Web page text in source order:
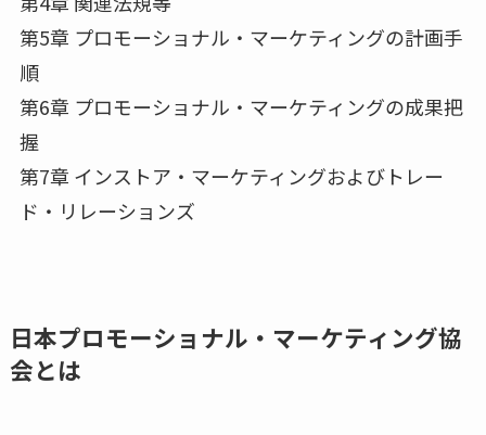
第5章 プロモーショナル・マーケティングの計画手
順
第6章 プロモーショナル・マーケティングの成果把
握
第7章 インストア・マーケティングおよびトレー
ド・リレーションズ
日本プロモーショナル・マーケティング協
会とは